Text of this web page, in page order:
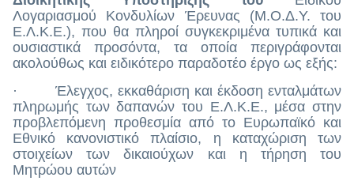
Λογαριασμού Κονδυλίων Έρευνας (Μ.Ο.Δ.Υ. του
Ε.Λ.Κ.Ε.), που θα πληροί συγκεκριμένα τυπικά και
ουσιαστικά προσόντα, τα οποία περιγράφονται
ακολούθως και ειδικότερο παραδοτέο έργο ως εξής:
· Έλεγχος, εκκαθάριση και έκδοση ενταλμάτων
πληρωμής των δαπανών του Ε.Λ.Κ.Ε., μέσα στην
προβλεπόμενη προθεσμία από το Ευρωπαϊκό και
Εθνικό κανονιστικό πλαίσιο, η καταχώριση των
στοιχείων των δικαιούχων και η τήρηση του
Μητρώου αυτών